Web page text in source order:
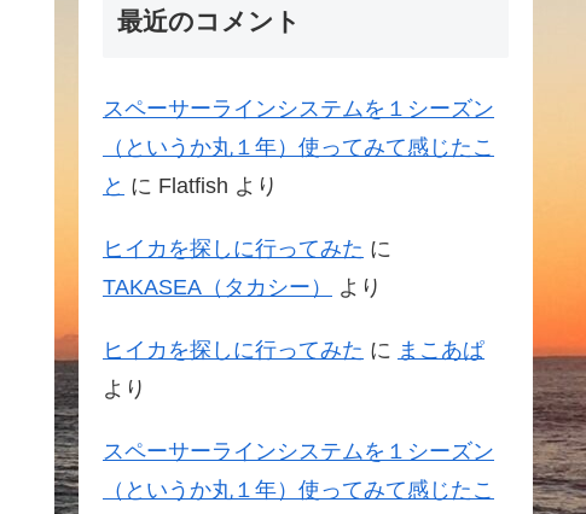
最近のコメント
スペーサーラインシステムを１シーズン
（というか丸１年）使ってみて感じたこ
と に Flatfish より
ヒイカを探しに行ってみた に
TAKASEA（タカシー）
より
ヒイカを探しに行ってみた に まこあぱ
より
スペーサーラインシステムを１シーズン
（というか丸１年）使ってみて感じたこ